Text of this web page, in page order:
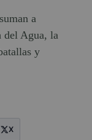
a
del Agua, la
y
X